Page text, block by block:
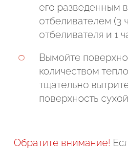
его разведенным
отбеливателем (3
отбеливателя и 1
Вымойте
количеством
тщательно
поверхность
Обратите внимание!